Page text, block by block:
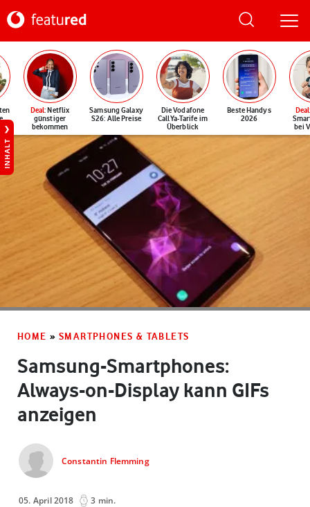
Deal: Netflix
günstiger
bekommen
Samsung Galaxy
S26: Alle Preise
Die Vodafone
CallYa-Tarife im
Überblick
Beste Handys
2026
Deal
bei
INHALT
HOME » SMARTPHONES & TABLETS
Samsung-Smartphones:
Always-on-Display kann GIFs
anzeigen
Constantin Flemming
05. April 2018 3 min.